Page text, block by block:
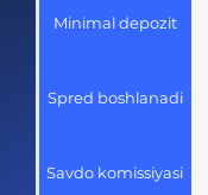
Minimal depozit
Spred boshlanadi
Savdo komissiyasi